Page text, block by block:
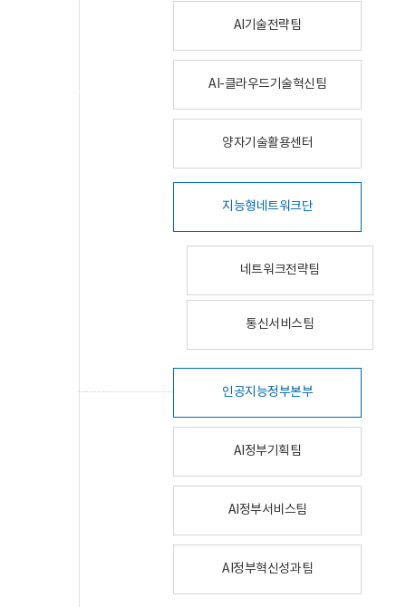
AI기술전략팀
AI-클라우드기술혁신팀
양자기술활용센터
지능형네트워크단
네트워크전략팀
통신서비스팀
인공지능정부본부
AI정부기획팀
AI정부서비스팀
AI정부혁신성과팀